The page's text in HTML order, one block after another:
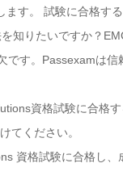
す。 試験に合格す
知りたいですか？
です。Passexamは
資格試験に合格
てください。
資格試験に合格し